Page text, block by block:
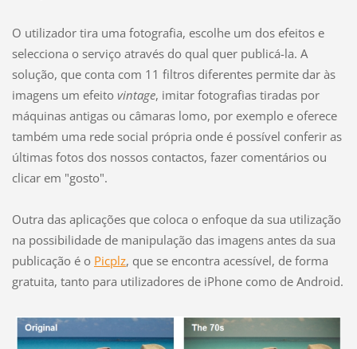
O utilizador tira uma fotografia, escolhe um dos efeitos e
selecciona o serviço através do qual quer publicá-la. A
solução, que conta com 11 filtros diferentes permite dar às
imagens um efeito vintage, imitar fotografias tiradas por
máquinas antigas ou câmaras lomo, por exemplo e oferece
também uma rede social própria onde é possível conferir as
últimas fotos dos nossos contactos, fazer comentários ou
clicar em "gosto".
Outra das aplicações que coloca o enfoque da sua utilização
na possibilidade de manipulação das imagens antes da sua
publicação é o Picplz, que se encontra acessível, de forma
gratuita, tanto para utilizadores de iPhone como de Android.